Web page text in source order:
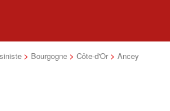
> Bourgogne > Côte-d'Or > Ancey